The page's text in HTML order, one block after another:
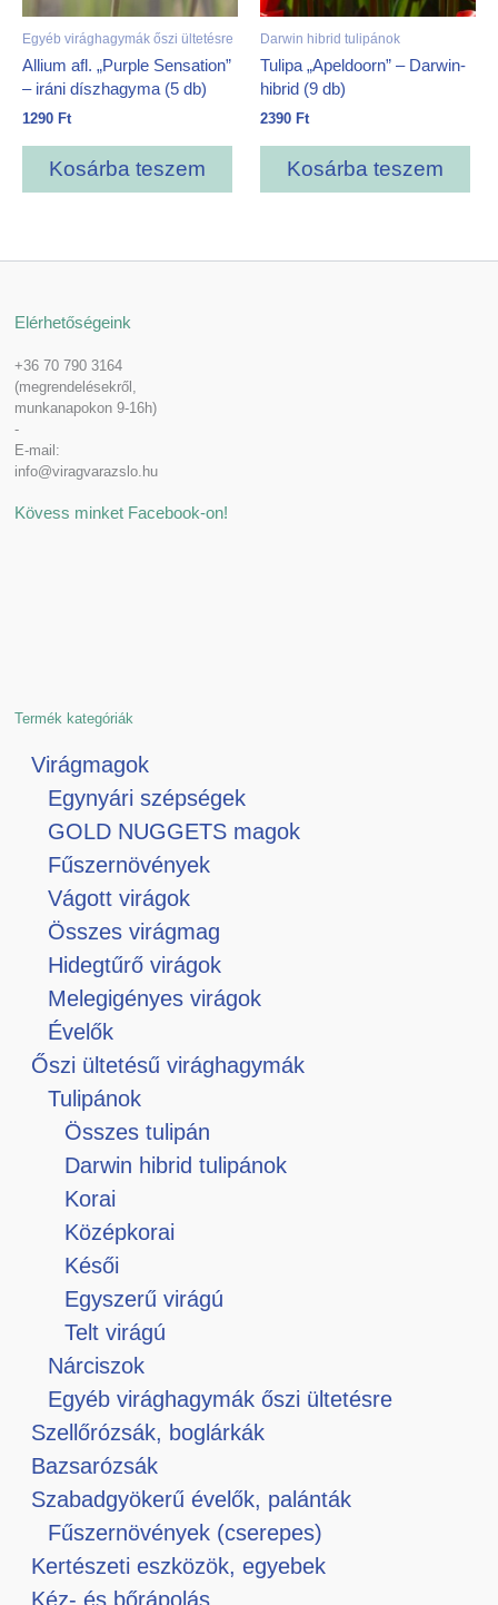
Egyéb virághagymák őszi ültetésre
Allium afl. „Purple Sensation”
– iráni díszhagyma (5 db)
1290 Ft
Kosárba teszem
Darwin hibrid tulipánok
Tulipa „Apeldoorn” – Darwin-
hibrid (9 db)
2390 Ft
Kosárba teszem
Elérhetőségeink
+36 70 790 3164
(megrendelésekről,
munkanapokon 9-16h)
-
E-mail:
info@viragvarazslo.hu
Kövess minket Facebook-on!
Termék kategóriák
Virágmagok
Egynyári szépségek
GOLD NUGGETS magok
Fűszernövények
Vágott virágok
Összes virágmag
Hidegtűrő virágok
Melegigényes virágok
Évelők
Őszi ültetésű virághagymák
Tulipánok
Összes tulipán
Darwin hibrid tulipánok
Korai
Középkorai
Késői
Egyszerű virágú
Telt virágú
Nárciszok
Egyéb virághagymák őszi ültetésre
Szellőrózsák, boglárkák
Bazsarózsák
Szabadgyökerű évelők, palánták
Fűszernövények (cserepes)
Kertészeti eszközök, egyebek
Kéz- és bőrápolás